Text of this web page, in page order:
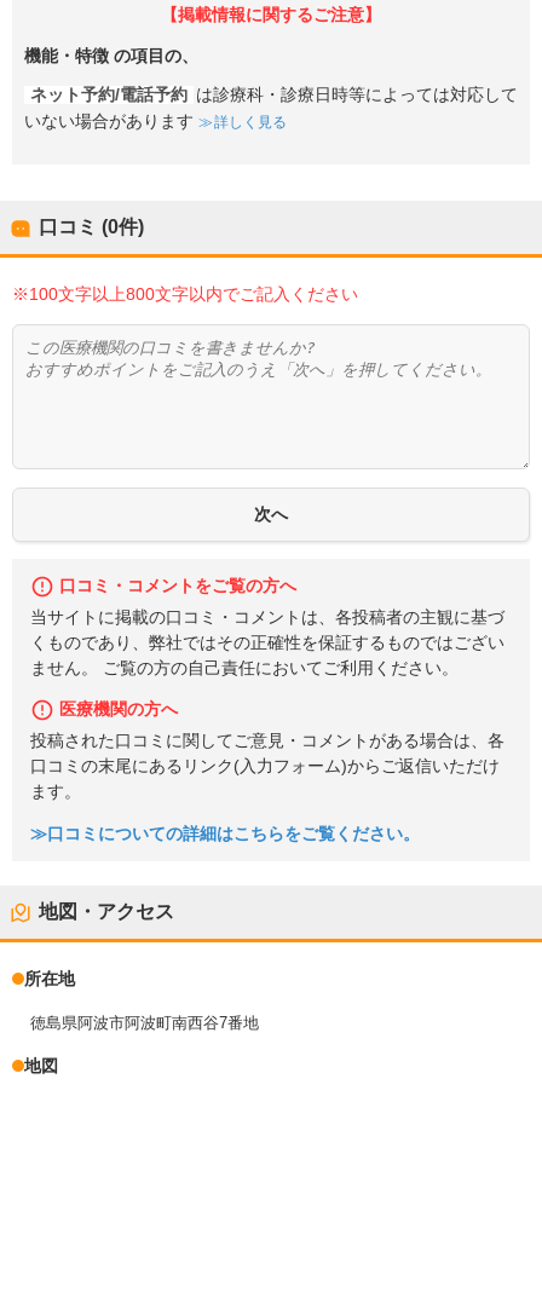
【掲載情報に関するご注意】
機能・特徴 の項目の、
ネット予約/電話予約 は診療科・診療日時等によっては対応して
いない場合があります
詳しく見る
口コミ (0件)
※100文字以上800文字以内でご記入ください
口コミ・コメントをご覧の方へ
当サイトに掲載の口コミ・コメントは、各投稿者の主観に基づ
くものであり、弊社ではその正確性を保証するものではござい
ません。 ご覧の方の自己責任においてご利用ください。
医療機関の方へ
投稿された口コミに関してご意見・コメントがある場合は、各
口コミの末尾にあるリンク(入力フォーム)からご返信いただけ
ます。
≫口コミについての詳細はこちらをご覧ください。
地図・アクセス
所在地
徳島県阿波市阿波町南西谷7番地
地図